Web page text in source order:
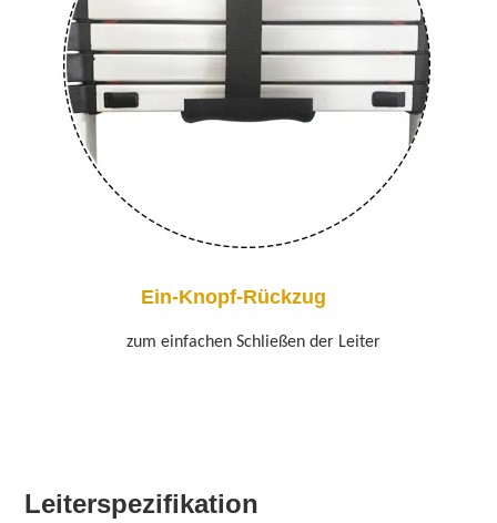
Ein-Knopf-Rückzug
zum einfachen Schließen der Leiter
Leiterspezifikation